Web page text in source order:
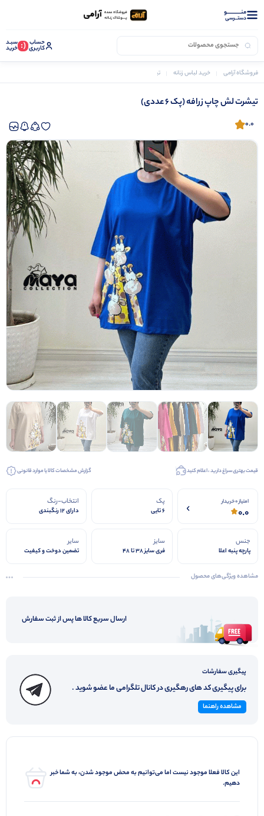
منــــــــــــو
دستــرسی
حساب
کاربری (: سبـد
خرید
فروشگاه آرامی خرید لباس زنانه تیشرت لش چاپ زرافه (پک 6 عددی)
تیشرت لش چاپ زرافه (پک 6 عددی)
0.0
قیمت بهتری سراغ دارید ، اعلام کنید گزارش مشخصات کالا یا موارد قانونی
امتیاز 0 خریدار
0.0
پک
6 تایی
انتخاب-رنگ
دارای 12 رنگبندی
جنس
پارچه پنبه اعلا
سایز
فری سایز 38 تا 48
سایر
تضمین دوخت و کیفیت
مشاهده ویژگی‌های محصول
ارسال سریع کالا ها پس از ثبت سفارش
پیگیری سفارشات
برای پیگیری کد های رهگیری در کانال تلگرامی ما عضو شوید .
مشاهده راهنما
این کالا فعلا موجود نیست اما می‌توانیم به محض موجود شدن، به شما خبر
دهیم.